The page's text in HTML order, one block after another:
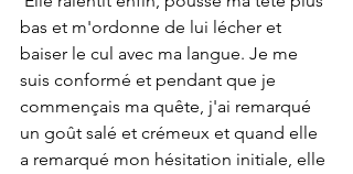
bas et m'ordonne de lui lécher et
baiser le cul avec ma langue. Je me
suis conformé et pendant que je
commençais ma quête, j'ai remarqué
un goût salé et crémeux et quand elle
a remarqué mon hésitation initiale, elle